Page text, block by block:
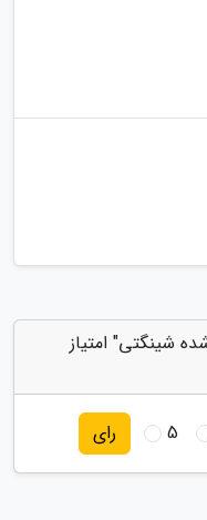
شینگتی" امتیاز
5 رای